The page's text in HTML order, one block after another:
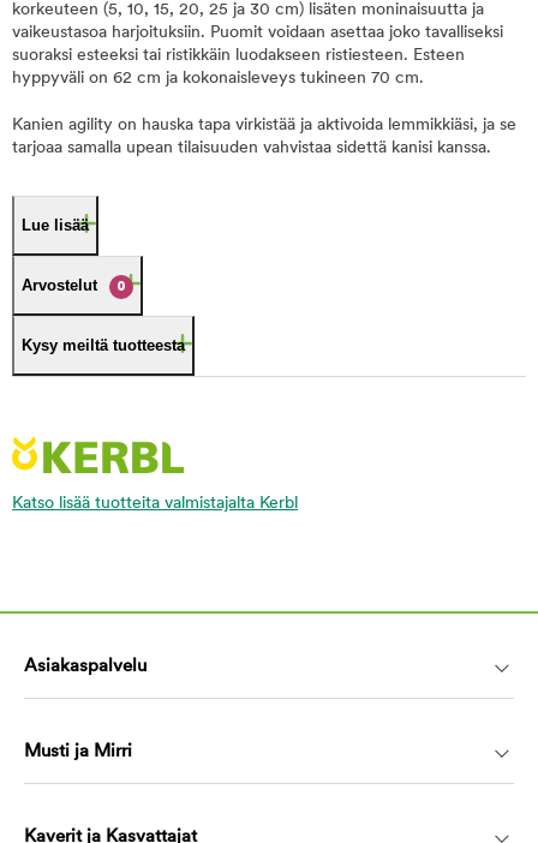
korkeuteen (5, 10, 15, 20, 25 ja 30 cm) lisäten moninaisuutta ja
vaikeustasoa harjoituksiin. Puomit voidaan asettaa joko tavalliseksi
suoraksi esteeksi tai ristikkäin luodakseen ristiesteen. Esteen
hyppyväli on 62 cm ja kokonaisleveys tukineen 70 cm.
Kanien agility on hauska tapa virkistää ja aktivoida lemmikkiäsi, ja se
tarjoaa samalla upean tilaisuuden vahvistaa sidettä kanisi kanssa.
Lue lisää
Arvostelut 0
Kysy meiltä tuotteesta
Katso lisää tuotteita valmistajalta Kerbl
Asiakaspalvelu
Musti ja Mirri
Kaverit ja Kasvattajat